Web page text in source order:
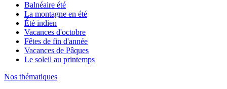
Balnéaire été
La montagne en été
Été indien
Vacances d'octobre
Fêtes de fin d'année
Vacances de Pâques
Le soleil au printemps
Nos thématiques